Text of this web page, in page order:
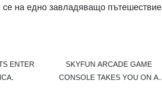
се на едно завладяващо
ENTER
SKYFUN ARCADE GAME
CONSOLE TAKES YOU ON A